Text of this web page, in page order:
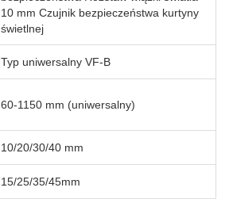
10 mm Czujnik bezpieczeństwa kurtyny
świetlnej
Typ uniwersalny VF-B
60-1150 mm (uniwersalny)
10/20/30/40 mm
15/25/35/45mm